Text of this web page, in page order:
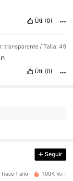
Útil (0)
transparente / Talla: 49
n
Útil (0)
Seguir
1 año 100K